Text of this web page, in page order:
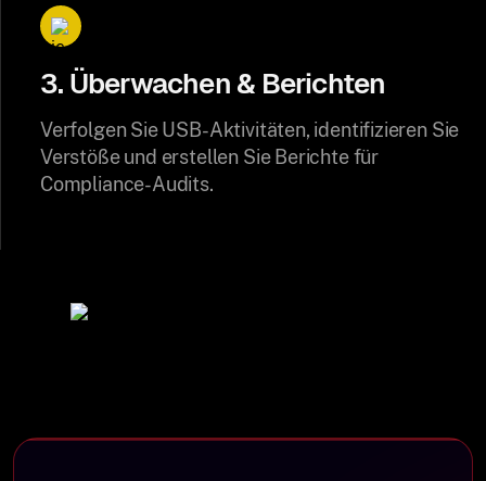
3. Überwachen & Berichten
Verfolgen Sie USB-Aktivitäten, identifizieren Sie
Verstöße und erstellen Sie Berichte für
Compliance-Audits.